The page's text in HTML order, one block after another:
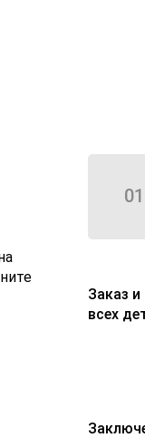
01
Заказ и
всех